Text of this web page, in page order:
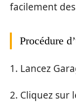
facilement
Procédure
1. Lancez
2. Cliquez sur